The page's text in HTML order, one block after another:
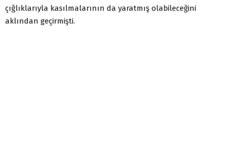
çığlıklarıyla kasılmalarının da yaratmış olabileceğini
aklından geçirmişti.